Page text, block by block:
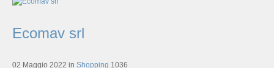
Ecomav srl
02 Maggio 2022 in Shopping 1036